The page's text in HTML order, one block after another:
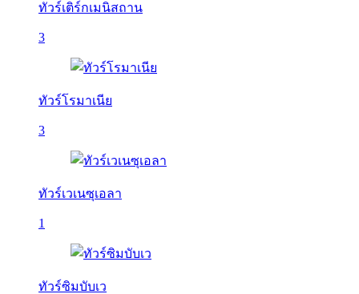
ทัวร์เติร์กเมนิสถาน
3
ทัวร์โรมาเนีย
3
ทัวร์เวเนซุเอลา
1
ทัวร์ซิมบับเว